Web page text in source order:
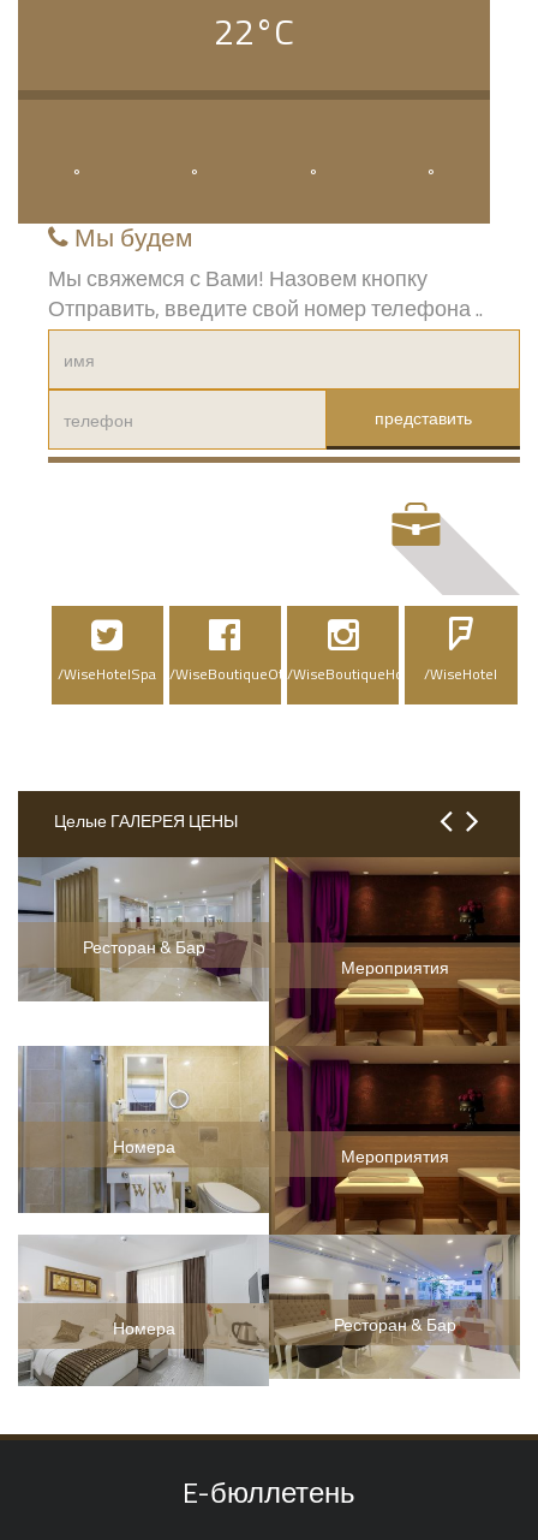
22
Мы будем
Мы свяжемся с Вами! Назовем кнопку
Отправить, введите свой номер телефона ..
представить
/WiseHotelSpa /WiseBoutiqueOtelSpa/WiseBoutiqueHotelSpa/WiseHotel
Целые ГАЛЕРЕЯ ЦЕНЫ
Ресторан & Бар
Мероприятия
Номера Мероприятия
Номера Ресторан & Бар
E-бюллетень